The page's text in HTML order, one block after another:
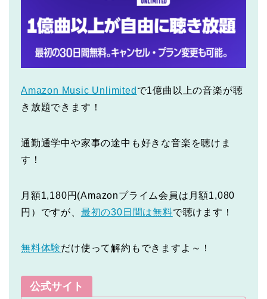
Amazon Music Unlimited で1億曲以上の音楽が聴
き放題できます！
通勤通学中や家事の途中も好きな音楽を聴けま
す！
月額1,180円(Amazonプライム会員は月額1,080
円）ですが、 最初の30日間は無料で聴けます！
無料体験だけ使って解約もできますよ～！
公式サイト